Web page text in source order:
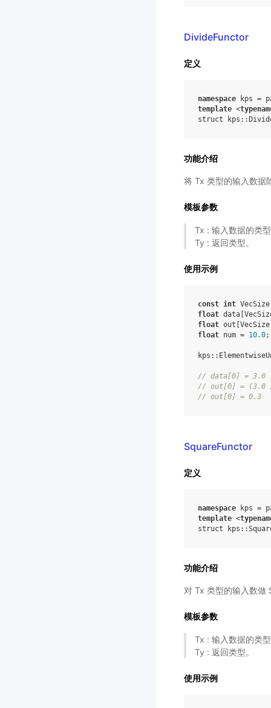
DivideFunctor
定义
namespace kps =
template <
struct
kps ::
功能介绍
将 Tx 类型的输入数据
模板参数
Tx : 输入数据的类
Ty : 返回类型。
使用示例
const int VecSize
float data [
float out [VecSize
float num = 10.0;
kps ::
// data[0] = 3.0
// out[0] = (3.0
// out[0] = 0.3
SquareFunctor
定义
namespace kps =
template <
struct
kps ::
功能介绍
对 Tx 类型的输入数做
模板参数
Tx : 输入数据的类
Ty : 返回类型。
使用示例